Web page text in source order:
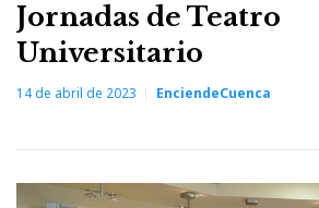
Jornadas de Teatro
Universitario
14 de abril de 2023 EnciendeCuenca